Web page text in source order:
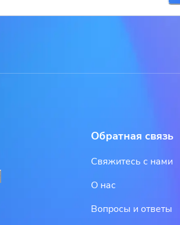
Обратная связь
Свяжитесь с нами
О нас
Вопросы и ответы